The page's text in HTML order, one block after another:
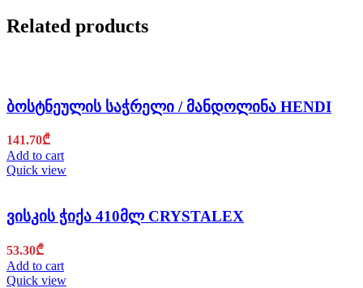
Related products
ბოსტნეულის საჭრელი / მანდოლინა HENDI
141.70₾
Add to cart
Quick view
ვისკის ჭიქა 410მლ CRYSTALEX
53.30₾
Add to cart
Quick view